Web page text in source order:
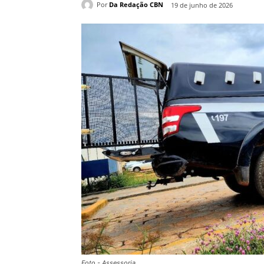
Por Da Redação CBN 19 de junho de 2026